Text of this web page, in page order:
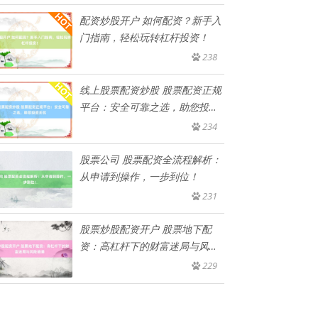
配资炒股开户 如何配资？新手入
门指南，轻松玩转杠杆投资！
238
线上股票配资炒股 股票配资正规
平台：安全可靠之选，助您投资
234
股票公司 股票配资全流程解析：
从申请到操作，一步到位！
231
股票炒股配资开户 股票地下配
资：高杠杆下的财富迷局与风险
229